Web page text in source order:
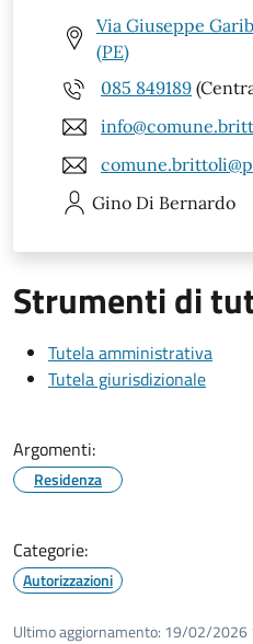
Via Giuseppe
(PE)
085 849189
Gino Di Bernardo
Strumenti di
Tutela amministrativa
Tutela giurisdizionale
Argomenti:
Residenza
Categorie:
Autorizzazioni
Ultimo aggiornamento: 19/02/2026